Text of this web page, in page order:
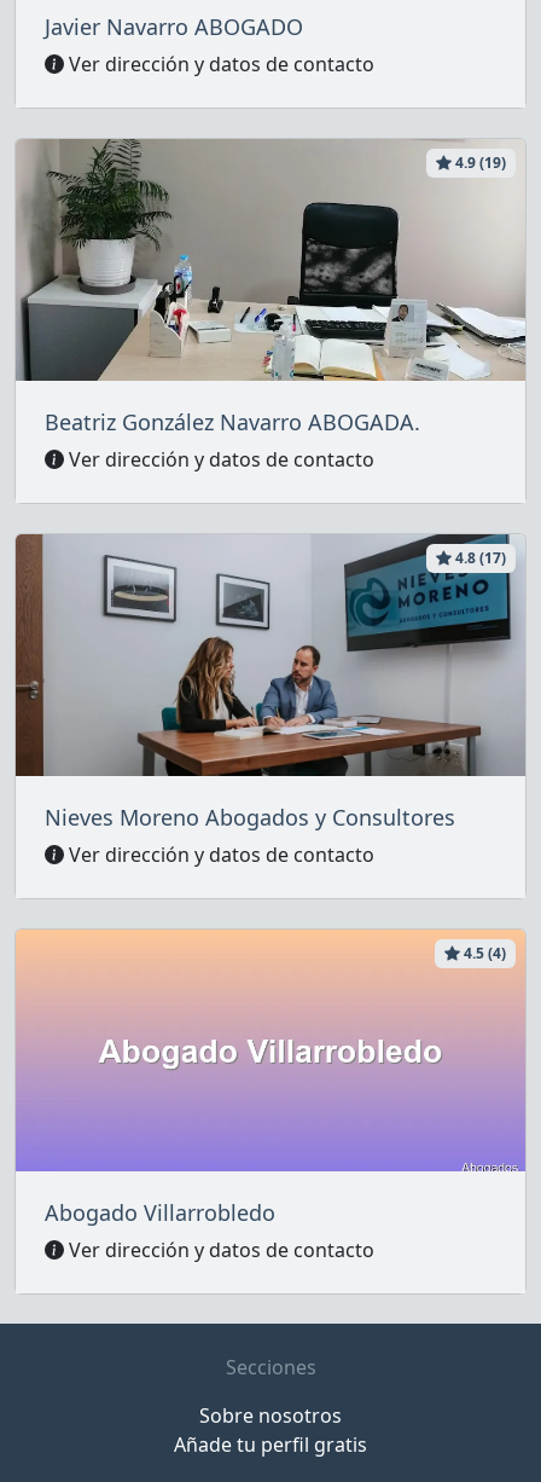
Javier Navarro ABOGADO
Ver dirección y datos de contacto
4.9 (19)
Beatriz González Navarro ABOGADA.
Ver dirección y datos de contacto
4.8 (17)
Nieves Moreno Abogados y Consultores
Ver dirección y datos de contacto
4.5 (4)
Abogado Villarrobledo
Ver dirección y datos de contacto
Secciones
Sobre nosotros
Añade tu perfil gratis